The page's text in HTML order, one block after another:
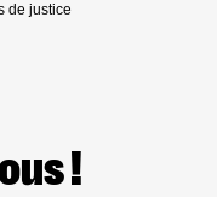
de justice
!